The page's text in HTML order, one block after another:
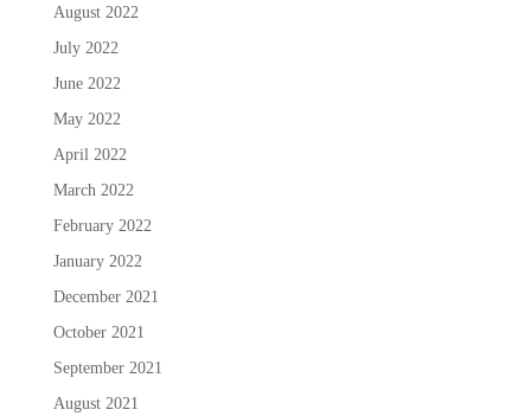
August 2022
July 2022
June 2022
May 2022
April 2022
March 2022
February 2022
January 2022
December 2021
October 2021
September 2021
August 2021